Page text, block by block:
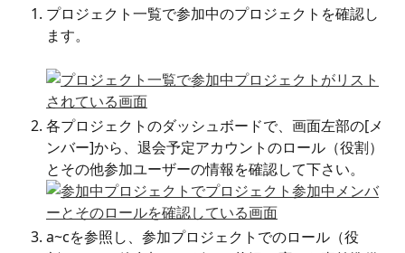
プロジェクト一覧で参加中のプロジェクトを確認し
ます。
各プロジェクトのダッシュボードで、画面左部の[メ
ンバー]から、退会予定アカウントのロール（役割）
とその他参加ユーザーの情報を確認して下さい。
a~cを参照し、参加プロジェクトでのロール（役